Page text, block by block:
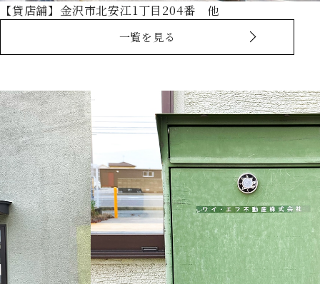
【貸店舗】金沢市北安江1丁目204番 他
一覧を見る